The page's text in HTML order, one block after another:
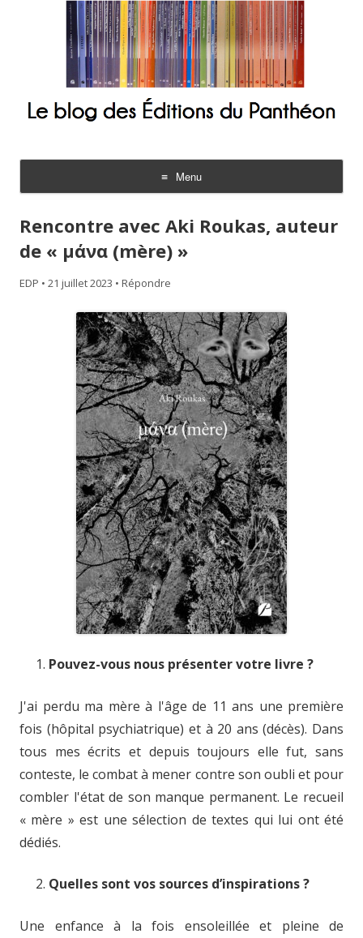
Menu
Aller
contenu
Rencontre avec Aki Roukas, auteur
de « μάνα (mère) »
EDP • 21 juillet 2023 • Répondre
Pouvez-vous nous présenter votre livre ?
J'ai perdu ma mère à l'âge de 11 ans une première
fois (hôpital psychiatrique) et à 20 ans (décès). Dans
tous mes écrits et depuis toujours elle fut, sans
conteste, le combat à mener contre son oubli et pour
combler l'état de son manque permanent. Le recueil
« mère » est une sélection de textes qui lui ont été
dédiés.
Quelles sont vos sources d’inspirations ?
Une enfance à la fois ensoleillée et pleine de